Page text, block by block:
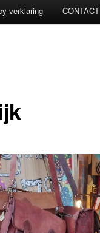
verklaring CONTACT